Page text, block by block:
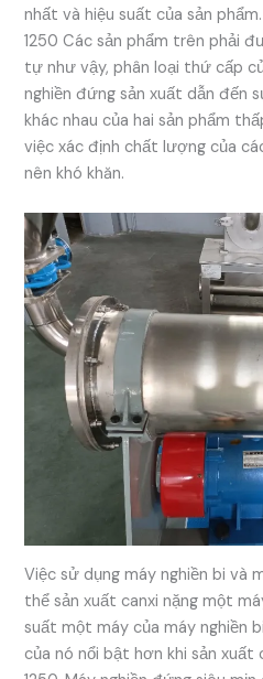
nhất và hiệu suất của sản
1250 Các sản phẩm trên phải
tự như vậy, phân loại thứ cấp
nghiền đứng sản xuất dẫn đến
khác nhau của hai sản phẩm
việc xác định chất lượng của
nên khó khăn.
Việc sử dụng máy nghiền bi và
thể sản xuất canxi nặng một
suất một máy của máy nghiền
của nó nổi bật hơn khi sản